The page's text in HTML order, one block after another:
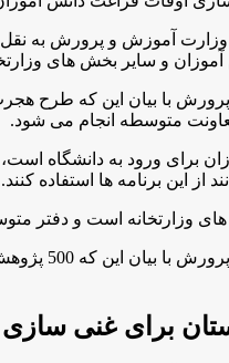
آموزش و پرورش به
و سایر بخش های
متوسطه انجام می شود.
برای ورود به دانشگاه
این برنامه ها استفاده کنند.
های وزارتخانه است و
مدیرکل